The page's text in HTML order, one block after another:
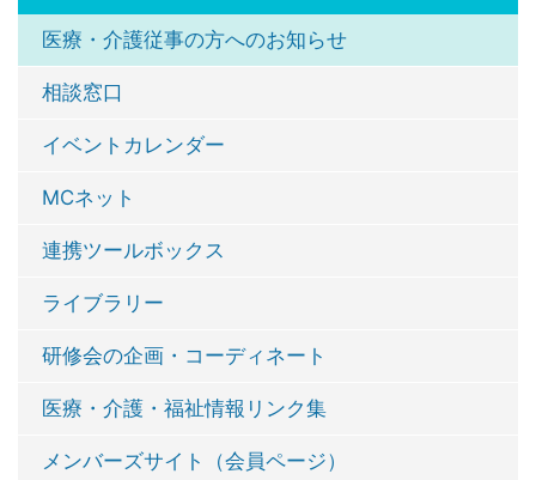
医療・介護従事の方へのお知らせ
相談窓口
イベントカレンダー
MCネット
連携ツールボックス
ライブラリー
研修会の企画・コーディネート
医療・介護・福祉情報リンク集
メンバーズサイト（会員ページ）